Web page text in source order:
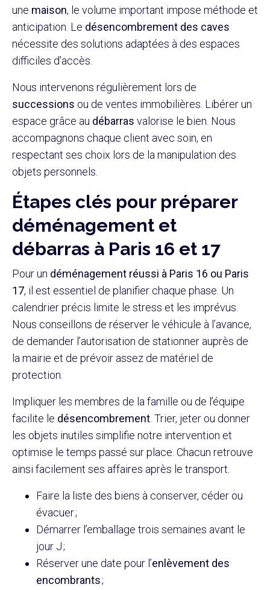
une maison, le volume important impose méthode et
anticipation. Le désencombrement des caves
nécessite des solutions adaptées à des espaces
difficiles d’accès.
Nous intervenons régulièrement lors de
successions ou de ventes immobilières. Libérer un
espace grâce au débarras valorise le bien. Nous
accompagnons chaque client avec soin, en
respectant ses choix lors de la manipulation des
objets personnels.
Étapes clés pour préparer
déménagement et
débarras à Paris 16 et 17
Pour un déménagement réussi à Paris 16 ou Paris
17, il est essentiel de planifier chaque phase. Un
calendrier précis limite le stress et les imprévus.
Nous conseillons de réserver le véhicule à l’avance,
de demander l’autorisation de stationner auprès de
la mairie et de prévoir assez de matériel de
protection.
Impliquer les membres de la famille ou de l’équipe
facilite le désencombrement . Trier, jeter ou donner
les objets inutiles simplifie notre intervention et
optimise le temps passé sur place. Chacun retrouve
ainsi facilement ses affaires après le transport.
Faire la liste des biens à conserver, céder ou
évacuer ;
Démarrer l’emballage trois semaines avant le
jour J ;
Réserver une date pour l’enlèvement des
encombrants;